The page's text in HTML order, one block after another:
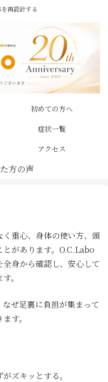
再設計する
初めての方へ
症状一覧
アクセス
ぜ足裏に負担が集まって
す。
ズキッとする。